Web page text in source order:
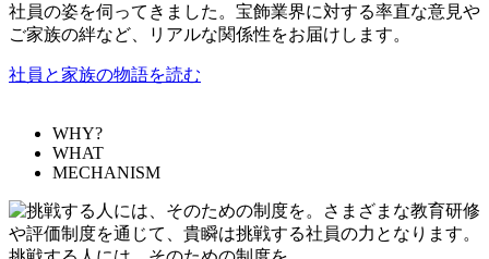
社員の姿を伺ってきました。宝飾業界に対する率直な意見や
ご家族の絆など、リアルな関係性をお届けします。
社員と家族の物語を読む
WHY?
WHAT
MECHANISM